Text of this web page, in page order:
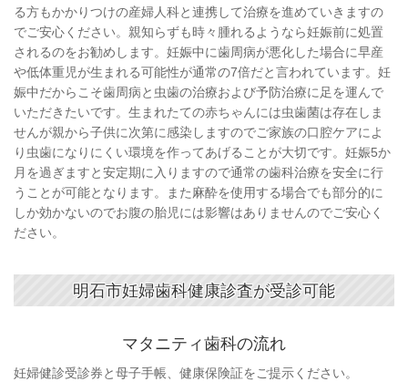
る方もかかりつけの産婦人科と連携して治療を進めていきますの
でご安心ください。親知らずも時々腫れるようなら妊娠前に処置
されるのをお勧めします。妊娠中に歯周病が悪化した場合に早産
や低体重児が生まれる可能性が通常の7倍だと言われています。妊
娠中だからこそ歯周病と虫歯の治療および予防治療に足を運んで
いただきたいです。生まれたての赤ちゃんには虫歯菌は存在しま
せんが親から子供に次第に感染しますのでご家族の口腔ケアによ
り虫歯になりにくい環境を作ってあげることが大切です。妊娠5か
月を過ぎますと安定期に入りますので通常の歯科治療を安全に行
うことが可能となります。また麻酔を使用する場合でも部分的に
しか効かないのでお腹の胎児には影響はありませんのでご安心く
ださい。
明石市妊婦歯科健康診査が受診可能
マタニティ歯科の流れ
妊婦健診受診券と母子手帳、健康保険証をご提示ください。